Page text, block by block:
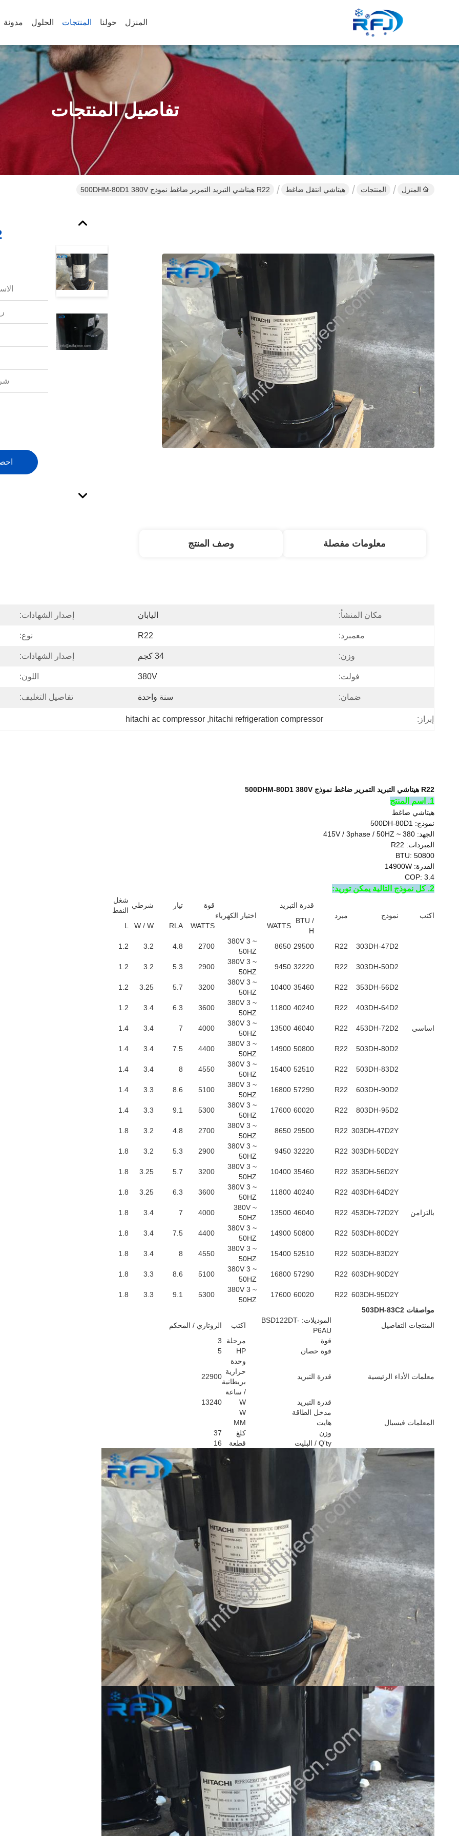
المنزل حولنا المنتجات الحلول مدونة
تفاصيل المنتجات
المنزل المنتجات هيتاشي انتقل ضاغط R22 هيتاشي التبريد التمرير ضاغط نموذج 500DHM-80D1 380V
معلومات مفصلة وصف المنتج
مكان المنشأ: اليابان إصدار الشهادات:
معمبرد: R22 نوع:
وزن: 34 كجم إصدار الشهادات:
فولت: 380V اللون:
ضمان: سنة واحدة تفاصيل التغليف:
إبراز: hitachi refrigeration compressor
,
hitachi ac compressor
R22 هيتاشي التبريد التمرير ضاغط نموذج 500DHM-80D1 380V
1. اسم المنتج
هيتاشي ضاغط
نموذج: 500DH-80D1
الجهد: 380 ~ 415V / 3phase / 50HZ
المبردات: R22
BTU: 50800
القدرة: 14900W
COP: 3.4
2. كل نموذج التالية يمكن توريد:
اكتب نموذج مبرد
قدرة التبريد
اختبار الكهرباء
قوة تيار شرطي
شغل
النفط
BTU /
H
WATTS
WATTS
RLA
W / W
L
اساسي
303DH-47D2
R22
29500
8650
380V 3 ~
50HZ
2700
4.8
3.2
1.2
303DH-50D2
R22
32220
9450
380V 3 ~
50HZ
2900
5.3
3.2
1.2
353DH-56D2
R22
35460
10400
380V 3 ~
50HZ
3200
5.7
3.25
1.2
403DH-64D2
R22
40240
11800
380V 3 ~
50HZ
3600
6.3
3.4
1.2
453DH-72D2
R22
46040
13500
380V 3 ~
50HZ
4000
7
3.4
1.4
503DH-80D2
R22
50800
14900
380V 3 ~
50HZ
4400
7.5
3.4
1.4
503DH-83D2
R22
52510
15400
380V 3 ~
50HZ
4550
8
3.4
1.4
603DH-90D2
R22
57290
16800
380V 3 ~
50HZ
5100
8.6
3.3
1.4
803DH-95D2
R22
60020
17600
380V 3 ~
50HZ
5300
9.1
3.3
1.4
بالتزامن
303DH-47D2Y
R22
29500
8650
380V 3 ~
50HZ
2700
4.8
3.2
1.8
303DH-50D2Y
R22
32220
9450
380V 3 ~
50HZ
2900
5.3
3.2
1.8
353DH-56D2Y
R22
35460
10400
380V 3 ~
50HZ
3200
5.7
3.25
1.8
403DH-64D2Y
R22
40240
11800
380V 3 ~
50HZ
3600
6.3
3.25
1.8
453DH-72D2Y
R22
46040
13500
380V ~
50HZ
4000
7
3.4
1.8
503DH-80D2Y
R22
50800
14900
380V 3 ~
50HZ
4400
7.5
3.4
1.8
503DH-83D2Y
R22
52510
15400
380V 3 ~
50HZ
4550
8
3.4
1.8
603DH-90D2Y
R22
57290
16800
380V 3 ~
50HZ
5100
8.6
3.3
1.8
603DH-95D2Y
R22
60020
17600
380V 3 ~
50HZ
5300
9.1
3.3
1.8
مواصفات 503DH-83C2
المنتجات التفاصيل
الموديلات: BSD122DT-
P6AU
اكتب
الروتاري / المحكم
قوة
مرحلة
3
قوة حصان
HP
5
معلمات الأداء الرئيسية قدرة التبريد
وحدة
حرارية
بريطانية
/ ساعة
22900
قدرة التبريد W
13240
مدخل الطاقة
W
المعلمات فيسيال
هايت
MM
وزن
كلغ
37
Q'ty / البليت
قطعة 16